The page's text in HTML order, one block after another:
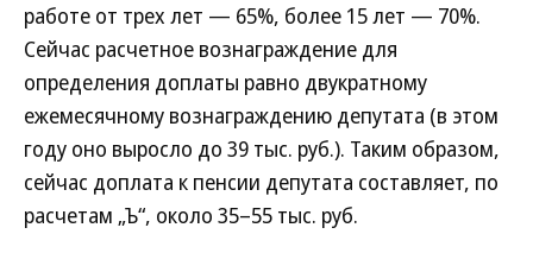
работе от трех лет — 65%, более 15 лет — 70%.
Сейчас расчетное вознаграждение для
определения доплаты равно двукратному
ежемесячному вознаграждению депутата (в этом
году оно выросло до 39 тыс. руб.). Таким образом,
сейчас доплата к пенсии депутата составляет, по
расчетам „Ъ“, около 35–55 тыс. руб.